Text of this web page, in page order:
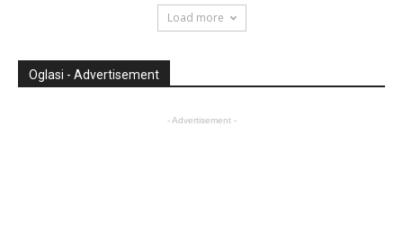
Load more
Oglasi - Advertisement
- Advertisement -